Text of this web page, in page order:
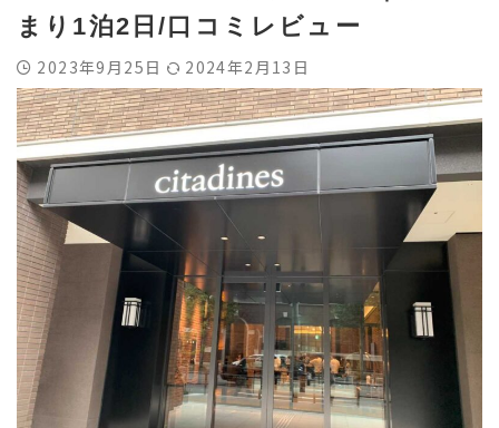
まり1泊2日/口コミレビュー
2023年9月25日 2024年2月13日